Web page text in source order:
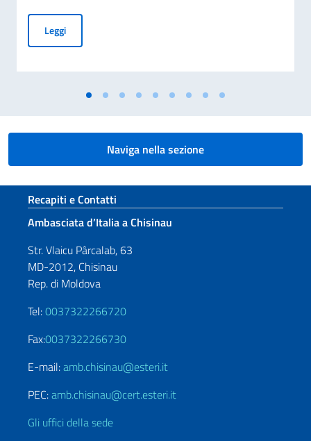
LeggiCommemorazione del 70° anniversario della tragedia di
Naviga nella sezione
Sezione footer
Recapiti e Contatti
Ambasciata d’Italia a Chisinau
Str. Vlaicu Pârcalab, 63
MD-2012, Chisinau
Rep. di Moldova
Tel:0037322266720
Fax:0037322266730
E-mail:amb.chisinau@esteri.it
PEC:amb.chisinau@cert.esteri.it
Gli uffici della sede